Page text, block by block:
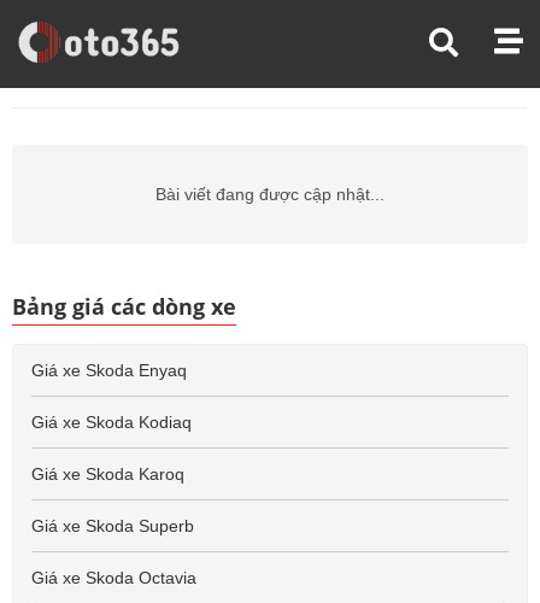
Trang Chủ Giá Xe Ô Tô
Bài viết đang được cập nhật...
Bảng giá các dòng xe
Giá xe Skoda Enyaq
Giá xe Skoda Kodiaq
Giá xe Skoda Karoq
Giá xe Skoda Superb
Giá xe Skoda Octavia